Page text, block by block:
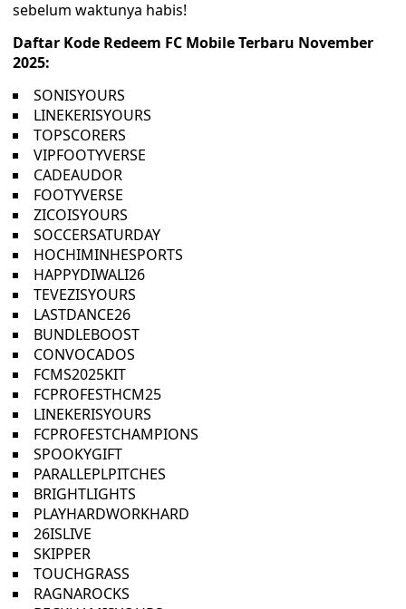
sebelum waktunya habis!
Daftar Kode Redeem FC Mobile Terbaru November
2025:
SONISYOURS
LINEKERISYOURS
TOPSCORERS
VIPFOOTYVERSE
CADEAUDOR
FOOTYVERSE
ZICOISYOURS
SOCCERSATURDAY
HOCHIMINHESPORTS
HAPPYDIWALI26
TEVEZISYOURS
LASTDANCE26
BUNDLEBOOST
CONVOCADOS
FCMS2025KIT
FCPROFESTHCM25
LINEKERISYOURS
FCPROFESTCHAMPIONS
SPOOKYGIFT
PARALLEPLPITCHES
BRIGHTLIGHTS
PLAYHARDWORKHARD
26ISLIVE
SKIPPER
TOUCHGRASS
RAGNAROCKS